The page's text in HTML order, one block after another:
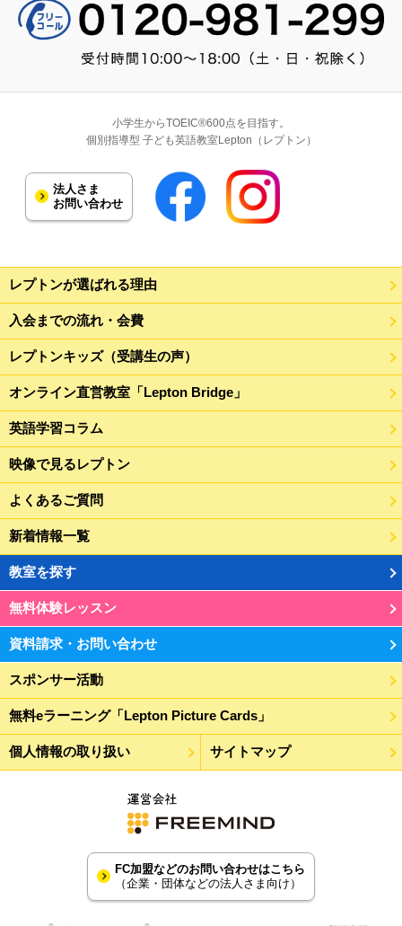
小学生からTOEIC®600点を目指す。
個別指導型 子ども英語教室Lepton（レプトン）
法人さま
お問い合わせ
レプトンが選ばれる理由
入会までの流れ・会費
レプトンキッズ（受講生の声）
オンライン直営教室「Lepton Bridge」
英語学習コラム
映像で見るレプトン
よくあるご質問
新着情報一覧
教室を探す
無料体験レッスン
資料請求・お問い合わせ
スポンサー活動
無料eラーニング「Lepton Picture Cards」
個人情報の取り扱い サイトマップ
FC加盟などのお問い合わせはこちら
（企業・団体などの法人さま向け）